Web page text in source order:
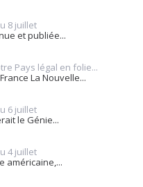
8 juillet
et publiée...
Pays légal en folie...
La Nouvelle...
6 juillet
le Génie...
4 juillet
américaine,...